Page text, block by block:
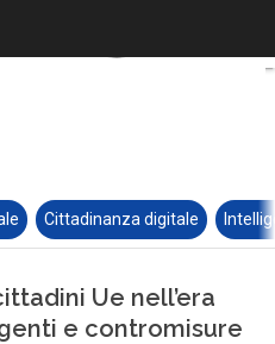
Cittadinanza digitale
Ue nell’era
e contromisure